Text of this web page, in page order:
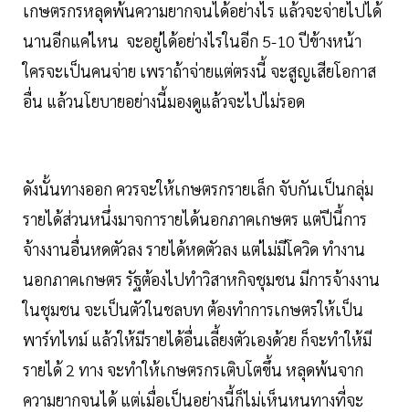
เกษตรกรหลุดพ้นความยากจนได้อย่างไร แล้วจะจ่ายไปได้
นานอีกแค่ไหน จะอยู่ได้อย่างไรในอีก 5-10 ปีข้างหน้า
ใครจะเป็นคนจ่าย เพราถ้าจ่ายแต่ตรงนี้ จะสูญเสียโอกาส
อื่น แล้วนโยบายอย่างนี้มองดูแล้วจะไปไม่รอด
ดังนั้นทางออก ควรจะให้เกษตรกรายเล็ก จับกันเป็นกลุ่ม
รายได้ส่วนหนึ่งมาจการายได้นอกภาคเกษตร แต่ปีนี้การ
จ้างงานอื่นหดตัวลง รายได้หดตัวลง แต่ไม่มีโควิด ทำงาน
นอกภาคเกษตร รัฐต้องไปทำวิสาหกิจชุมชน มีการจ้างงาน
ในชุมชน จะเป็นตัวในชลบท ต้องทำการเกษตรให้เป็น
พาร์ทไทม์ แล้วให้มีรายได้อื่นเลี้ยงตัวเองด้วย ก็จะทำให้มี
รายได้ 2 ทาง จะทำให้เกษตรกรเติบโตขึ้น หลุดพ้นจาก
ความยากจนได้ แต่เมื่อเป็นอย่างนี้ก็ไม่เห็นหนทางที่จะ